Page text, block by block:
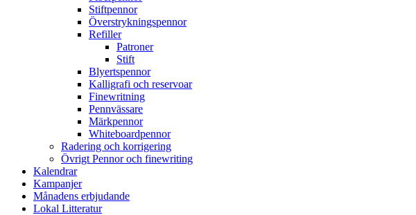
Stiftpennor
Överstrykningspennor
Refiller
Patroner
Stift
Blyertspennor
Kalligrafi och reservoar
Finewritning
Pennvässare
Märkpennor
Whiteboardpennor
Radering och korrigering
Övrigt Pennor och finewriting
Kalendrar
Kampanjer
Månadens erbjudande
Lokal Litteratur